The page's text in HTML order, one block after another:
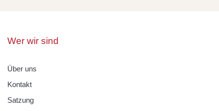
Wer wir sind
Über uns
Kontakt
Satzung